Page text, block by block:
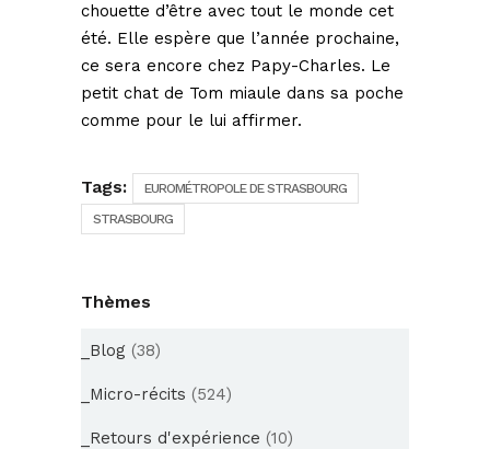
chouette d’être avec tout le monde cet
été. Elle espère que l’année prochaine,
ce sera encore chez Papy-Charles. Le
petit chat de Tom miaule dans sa poche
comme pour le lui affirmer.
Tags:
EUROMÉTROPOLE DE STRASBOURG
STRASBOURG
Thèmes
_Blog (38)
_Micro-récits (524)
_Retours d'expérience (10)